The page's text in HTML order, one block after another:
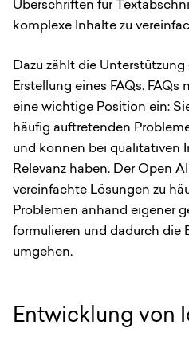
Überschriften für
komplexe Inhalte zu
Dazu zählt die Unterstützung
Erstellung eines FAQs.
eine wichtige Position ein:
häufig auftretenden
und können bei qualitativen
Relevanz haben. Der Open
vereinfachte Lösungen zu
Problemen anhand eigener
formulieren und dadurch die
umgehen.
Entwicklung von